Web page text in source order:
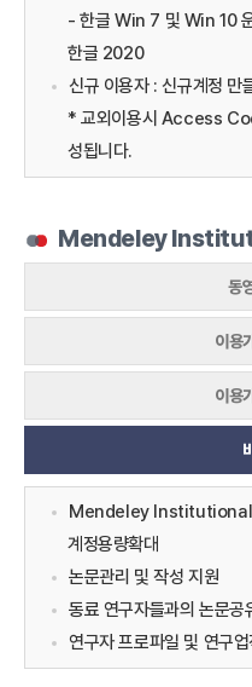
- 한글 Win 7 및 Win 10
한글 2020
신규 이용자 : 신규계정 만
* 교외이용시 Access
성됩니다.
Mendeley
동
이용
이용
Mendeley Institutional
계정용량확대
논문관리 및 작성 지원
동료 연구자들과의 논문공
연구자 프로파일 및 연구